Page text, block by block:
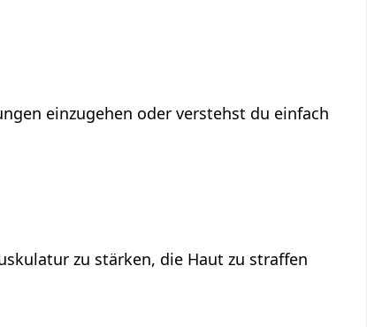
einzugehen oder verstehst du einfach
zu stärken, die Haut zu straffen